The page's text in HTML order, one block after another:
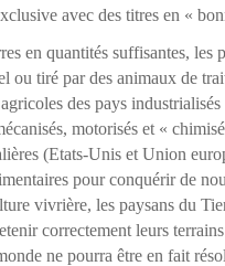
avec des titres en «
en quantités suffisantes, les
ou tiré par des animaux de
des pays industrialisés
motorisés et «
(Etats-Unis et Union
pour conquérir de
vivrière, les paysans du
correctement leurs
ne pourra être en fait